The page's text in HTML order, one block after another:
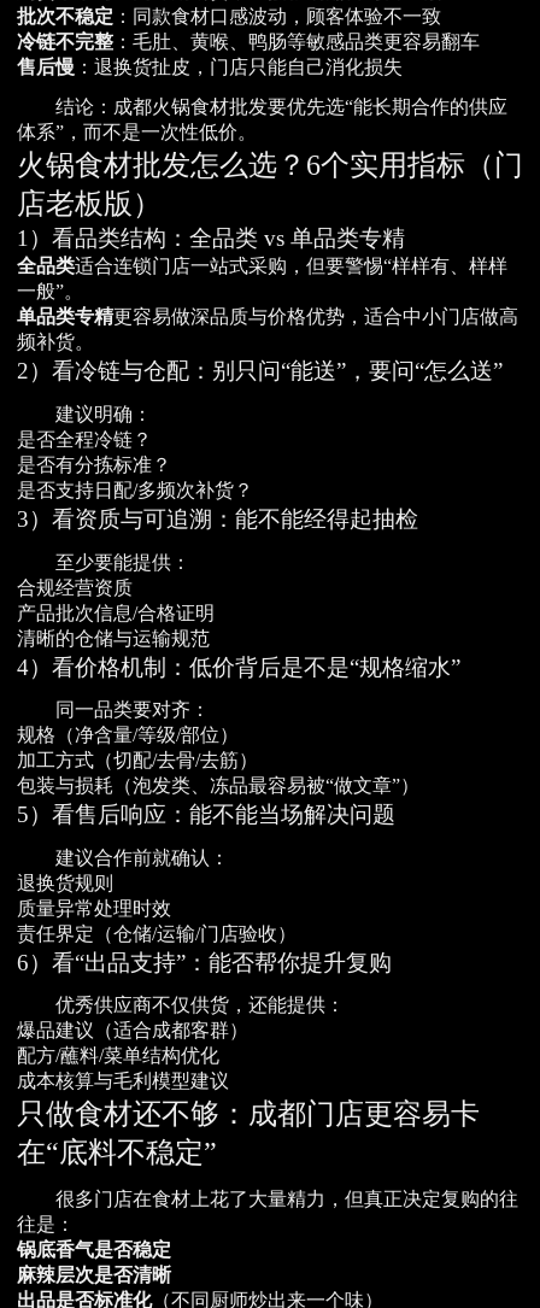
批次不稳定 ：同款食材口感波动，顾客体验不一致
冷链不完整 ：毛肚、黄喉、鸭肠等敏感品类更容易翻车
售后慢 ：退换货扯皮，门店只能自己消化损失
结论：成都火锅食材批发要优先选“能长期合作的供应
体系”，而不是一次性低价。
火锅食材批发怎么选？6个实用指标（门
店老板版）
1）看品类结构：全品类 vs 单品类专精
全品类适合连锁门店一站式采购，但要警惕“样样有、样样
一般”。
单品类专精更容易做深品质与价格优势，适合中小门店做高
频补货。
2）看冷链与仓配：别只问“能送”，要问“怎么送”
建议明确：
是否全程冷链？
是否有分拣标准？
是否支持日配/多频次补货？
3）看资质与可追溯：能不能经得起抽检
至少要能提供：
合规经营资质
产品批次信息/合格证明
清晰的仓储与运输规范
4）看价格机制：低价背后是不是“规格缩水”
同一品类要对齐：
规格（净含量/等级/部位）
加工方式（切配/去骨/去筋）
包装与损耗（泡发类、冻品最容易被“做文章”）
5）看售后响应：能不能当场解决问题
建议合作前就确认：
退换货规则
质量异常处理时效
责任界定（仓储/运输/门店验收）
6）看“出品支持”：能否帮你提升复购
优秀供应商不仅供货，还能提供：
爆品建议（适合成都客群）
配方/蘸料/菜单结构优化
成本核算与毛利模型建议
只做食材还不够：成都门店更容易卡
在“底料不稳定”
很多门店在食材上花了大量精力，但真正决定复购的往
往是：
锅底香气是否稳定
麻辣层次是否清晰
出品是否标准化（不同厨师炒出来一个味）